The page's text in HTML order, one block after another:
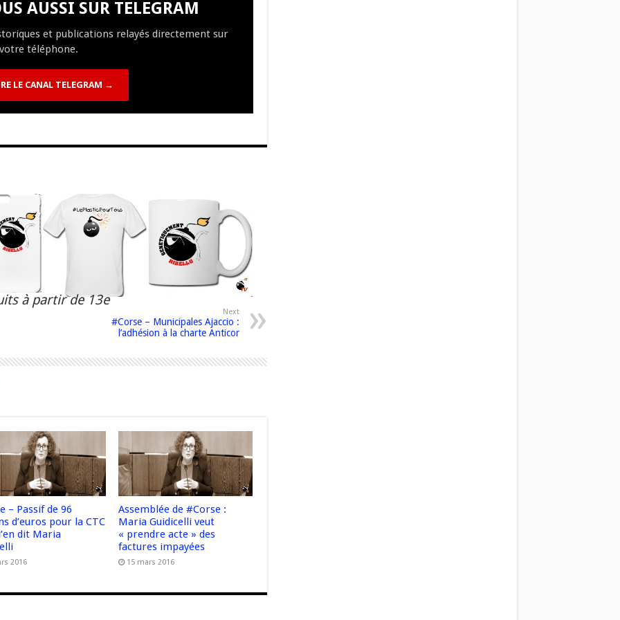
Li
n
k
o
n
t
p
p
r
t
AUSSI SUR TELEGRAM
et publications relayés directement sur
votre téléphone.
LE CANAL TELEGRAM →
à partir de 13e
Next
#Corse – Municipales Ajaccio :
l’adhésion à la charte Anticor
– Passif de 96
d’euros pour la CTC
dit Maria
2016
Assemblée de #Corse :
Maria Guidicelli veut
« prendre acte » des
factures impayées
15 mars 2016